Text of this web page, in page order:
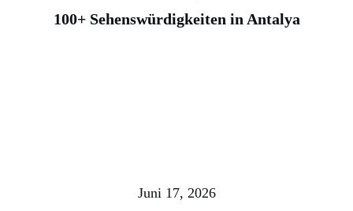
100+ Sehenswürdigkeiten in Antalya
Juni 17, 2026